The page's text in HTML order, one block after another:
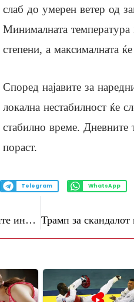
слаб до умерен ветер од
Минималната
степени, а максималната
Според најавите за
локална нестабилност ќе
стабилно време. Дневните
пораст.
Telegram WhatsApp
Спасовски: Со ребалансот капиталните инвестиции достигнуваат 46 милијарди денари, односно зголемување за 14,5% во однос на планираниот буџет